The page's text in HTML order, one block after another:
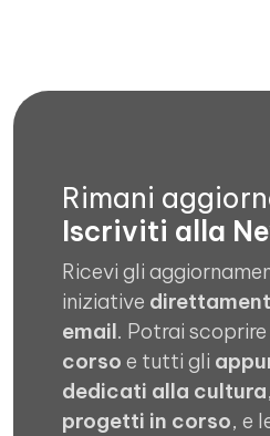
Rimani
Iscriviti alla
Ricevi gli
iniziative
email. Potrai scoprire
corso e tutti gli
dedicati alla cultura
progetti in corso, e